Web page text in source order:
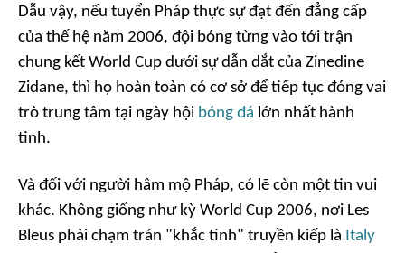
Dẫu vậy, nếu tuyển Pháp thực sự đạt đến đẳng cấp
của thế hệ năm 2006, đội bóng từng vào tới trận
chung kết World Cup dưới sự dẫn dắt của Zinedine
Zidane, thì họ hoàn toàn có cơ sở để tiếp tục đóng vai
trò trung tâm tại ngày hội bóng đá lớn nhất hành
tinh.
Và đối với người hâm mộ Pháp, có lẽ còn một tin vui
khác. Không giống như kỳ World Cup 2006, nơi Les
Bleus phải chạm trán "khắc tinh" truyền kiếp là Italy